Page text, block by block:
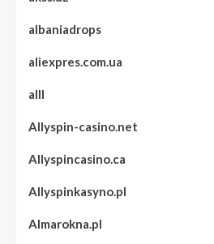
albaniadrops
aliexpres.com.ua
alll
Allyspin-casino.net
Allyspincasino.ca
Allyspinkasyno.pl
Almarokna.pl